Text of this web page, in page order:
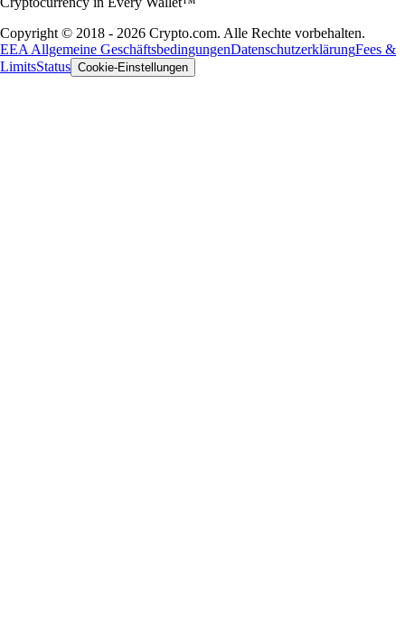
Copyright © 2018 - 2026 Crypto.com. Alle Rechte vorbehalten.
EEA Allgemeine GeschäftsbedingungenDatenschutzerklärungFees &
LimitsStatus Cookie-Einstellungen